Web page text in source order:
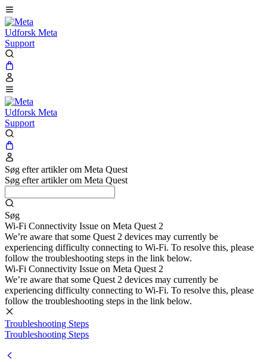
Udforsk Meta
Support
Udforsk Meta
Support
Søg efter artikler om Meta Quest
Søg efter artikler om Meta Quest
Søg
Wi-Fi Connectivity Issue on Meta Quest 2
We’re aware that some Quest 2 devices may currently be
experiencing difficulty connecting to Wi-Fi. To resolve this, please
follow the troubleshooting steps in the link below.
Wi-Fi Connectivity Issue on Meta Quest 2
We’re aware that some Quest 2 devices may currently be
experiencing difficulty connecting to Wi-Fi. To resolve this, please
follow the troubleshooting steps in the link below.
Troubleshooting Steps
Troubleshooting Steps